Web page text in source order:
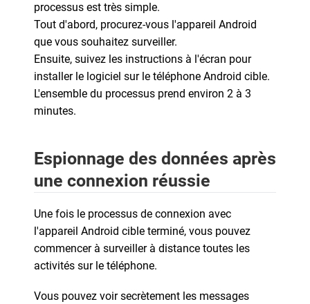
processus est très simple.
Tout d'abord, procurez-vous l'appareil Android
que vous souhaitez surveiller.
Ensuite, suivez les instructions à l'écran pour
installer le logiciel sur le téléphone Android cible.
L'ensemble du processus prend environ 2 à 3
minutes.
Espionnage des données après
une connexion réussie
Une fois le processus de connexion avec
l'appareil Android cible terminé, vous pouvez
commencer à surveiller à distance toutes les
activités sur le téléphone.
Vous pouvez voir secrètement les messages